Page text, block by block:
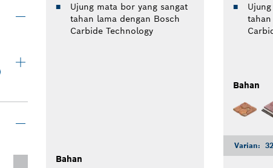
Ujung mata bor yang sangat
tahan lama dengan Bosch
Carbide Technology
Bahan
Bahan
Varian: 32